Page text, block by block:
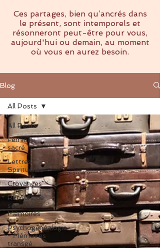
Ces partages, bien qu’ancrés dans
le présent, sont intemporels et
résonneront peut-être pour vous,
aujourd'hui ou demain, au moment
où vous en aurez besoin.
Blog
All Posts
Féminin
sacré
Lettres
Spirituelles
Croyances
Retours de
séances -
Mémoires
Psychogénéalogie
- Mémoires
transgé
All Posts